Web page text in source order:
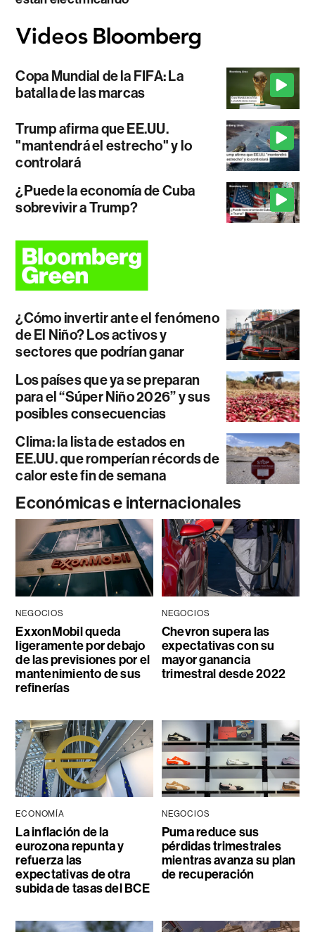
Copa Mundial de la FIFA: La
batalla de las marcas
Trump afirma que EE.UU.
"mantendrá el estrecho" y lo
controlará
¿Puede la economía de Cuba
sobrevivir a Trump?
¿Cómo invertir ante el fenómeno
de El Niño? Los activos y
sectores que podrían ganar
Los países que ya se preparan
para el “Súper Niño 2026” y sus
posibles consecuencias
Clima: la lista de estados en
EE.UU. que romperían récords de
calor este fin de semana
Económicas e internacionales
NEGOCIOS
ExxonMobil queda
ligeramente por debajo
de las previsiones por el
mantenimiento de sus
refinerías
NEGOCIOS
Chevron supera las
expectativas con su
mayor ganancia
trimestral desde 2022
ECONOMÍA
La inflación de la
eurozona repunta y
refuerza las
expectativas de otra
subida de tasas del BCE
NEGOCIOS
Puma reduce sus
pérdidas trimestrales
mientras avanza su plan
de recuperación